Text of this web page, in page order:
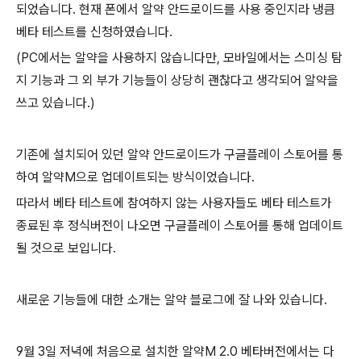
되었습니다. 현재 폰에서 알약 안드로이드를 사용 중인지라 냉큼
베타 테스트를 신청하였습니다.
(PC에서는 알약을 사용하지 않습니다만, 모바일에서는 스미싱 탐
지 기능과 그 외 부가 기능들이 상당히 괜찮다고 생각되어 알약을
쓰고 있습니다.)
기존에 설치되어 있던 알약 안드로이드가 구글플레이 스토어를 통
하여 알약M으로 업데이트되는 방식이었습니다.
따라서 베타 테스트에 참여하지 않는 사용자들도 베타 테스트가
종료된 후 정식버전이 나오면 구글플레이 스토어를 통해 업데이트
될 것으로 보입니다.
새로운 기능들에 대한 소개는 알약 블로그에 잘 나와 있습니다.
9월 3일 저녁에 처음으로 설치한 알약M 2.0 베타버전에서는 다